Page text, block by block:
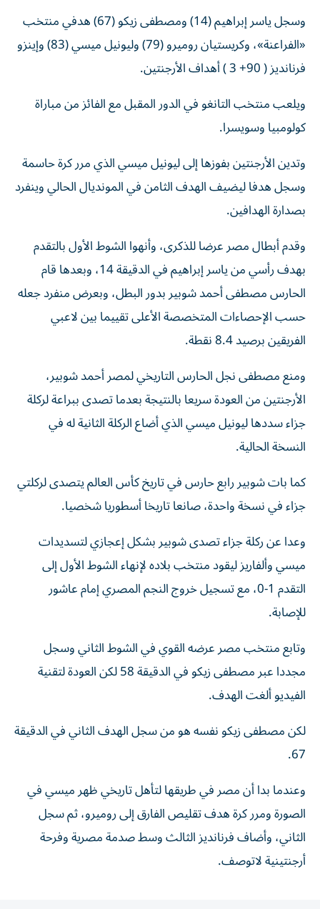
وسجل ياسر إبراهيم (14) ومصطفى زيكو (67) هدفي منتخب
«الفراعنة»، وكريستيان روميرو (79) وليونيل ميسي (83) وإينزو
فرنانديز ( 90+ 3 ) أهداف الأرجنتين.
ويلعب منتخب التانغو في الدور المقبل مع الفائز من مباراة
كولومبيا وسويسرا.
وتدين الأرجنتين بفوزها إلى ليونيل ميسي الذي مرر كرة حاسمة
وسجل هدفا ليضيف الهدف الثامن في المونديال الحالي وينفرد
بصدارة الهدافين.
وقدم أبطال مصر عرضا للذكرى، وأنهوا الشوط الأول بالتقدم
بهدف رأسي من ياسر إبراهيم في الدقيقة 14، وبعدها قام
الحارس مصطفى أحمد شوبير بدور البطل، وبعرض منفرد جعله
حسب الإحصاءات المتخصصة الأعلى تقييما بين لاعبي
الفريقين برصيد 8.4 نقطة.
ومنع مصطفى نجل الحارس التاريخي لمصر أحمد شوبير،
الأرجنتين من العودة سريعا بالنتيجة بعدما تصدى ببراعة لركلة
جزاء سددها ليونيل ميسي الذي أضاع الركلة الثانية له في
النسخة الحالية.
كما بات شوبير رابع حارس في تاريخ كأس العالم يتصدى لركلتي
جزاء في نسخة واحدة، صانعا تاريخا أسطوريا شخصيا.
وعدا عن ركلة جزاء تصدى شوبير بشكل إعجازي لتسديدات
ميسي وألفاريز ليقود منتخب بلاده لإنهاء الشوط الأول إلى
التقدم 1-0، مع تسجيل خروج النجم المصري إمام عاشور
للإصابة.
وتابع منتخب مصر عرضه القوي في الشوط الثاني وسجل
مجددا عبر مصطفى زيكو في الدقيقة 58 لكن العودة لتقنية
الفيديو ألغت الهدف.
لكن مصطفى زيكو نفسه هو من سجل الهدف الثاني في الدقيقة
67.
وعندما بدا أن مصر في طريقها لتأهل تاريخي ظهر ميسي في
الصورة ومرر كرة هدف تقليص الفارق إلى روميرو، ثم سجل
الثاني، وأضاف فرنانديز الثالث وسط صدمة مصرية وفرحة
أرجنتينية لاتوصف.